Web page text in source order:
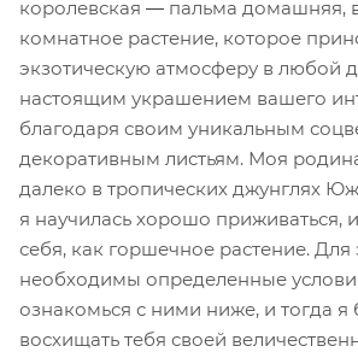
королевская — пальма домашняя,
комнатное растение, которое
экзотическую атмосферу в любой
настоящим украшением вашего
благодаря своим уникальным
декоративным листьям. Моя
далеко в тропических джунглях
я научилась хорошо приживаться, и
себя, как горшечное растение. Для
необходимы определенные
ознакомься с ними ниже, и тогда я
восхищать тебя своей